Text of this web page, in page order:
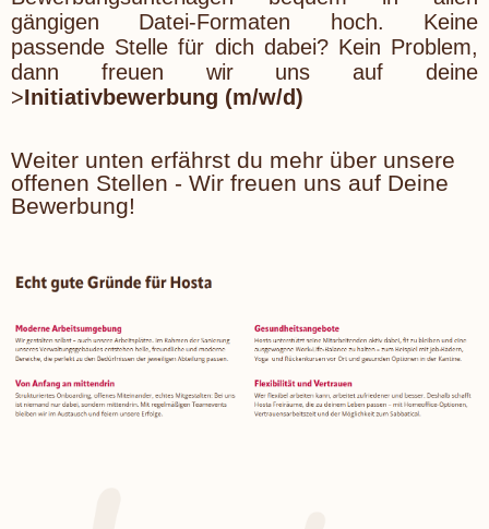
gängigen Datei-Formaten hoch. Keine
passende Stelle für dich dabei? Kein Problem,
dann freuen wir uns auf deine
>Initiativbewerbung (m/w/d)
Weiter unten erfährst du mehr über unsere
offenen Stellen - Wir freuen uns auf Deine
Bewerbung!